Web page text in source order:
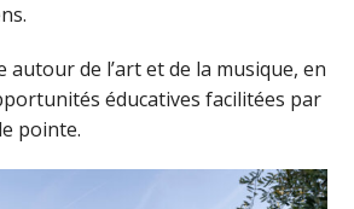
autour de l’art et de la musique, en
éducatives facilitées par
pointe.